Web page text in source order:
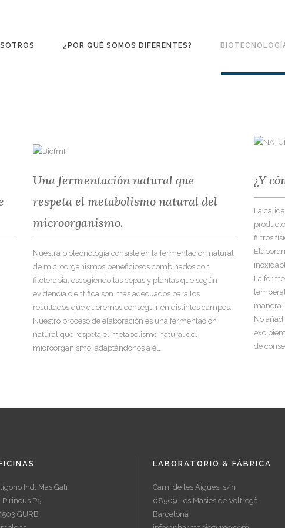
¿POR QUÉ SOMOS DIFERENTES?
Una fermentación natural que
respeta el metabolismo natural del
microorganismo.
Nuestra biotecnología consiste en la fermentación natural
de microorganismos beneficiosos combinados con
fitoterapia, escogiendo las cepas y plantas que según
evidencia científica son más adecuados para los
resultados que queremos conseguir en distintos campos.
Nuestro proceso de elaboración es una fermentación
natural que respeta el metabolismo natural del
microorganismo, adaptándonos a él.
¿Y
La
filtros
La
manera
No
de
Ind. Mas Gali
P5
GURB
LABORATORIO & FÁBRICA
Camí de les Aigües, s/n
08509 Les Masies de Voltregà
Barcelona